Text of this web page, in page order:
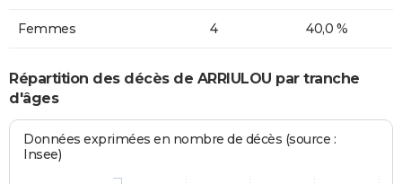
Femmes 4 40,0 %
Répartition des décès de ARRIULOU par tranche
d'âges
Données exprimées en nombre de décès (source :
Insee)